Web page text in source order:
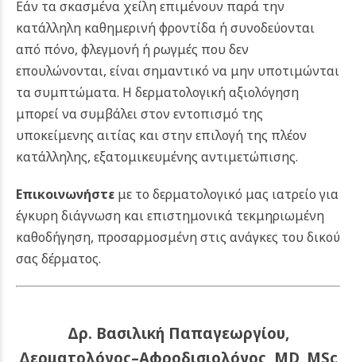
Εάν τα σκασμένα χείλη επιμένουν παρά την
κατάλληλη καθημερινή φροντίδα ή συνοδεύονται
από πόνο, φλεγμονή ή ρωγμές που δεν
επουλώνονται, είναι σημαντικό να μην υποτιμώνται
τα συμπτώματα. Η δερματολογική αξιολόγηση
μπορεί να συμβάλει στον εντοπισμό της
υποκείμενης αιτίας και στην επιλογή της πλέον
κατάλληλης, εξατομικευμένης αντιμετώπισης.
Επικοινωνήστε με το δερματολογικό μας ιατρείο για
έγκυρη διάγνωση και επιστημονικά τεκμηριωμένη
καθοδήγηση, προσαρμοσμένη στις ανάγκες του δικού
σας δέρματος.
Δρ. Βασιλική Παπαγεωργίου,
Δερματολόγος–Αφροδισιολόγος, MD, MSc